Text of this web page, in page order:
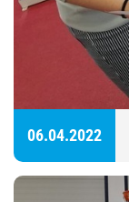
06.04.2022